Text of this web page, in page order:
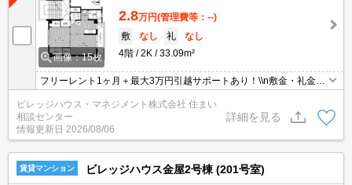
画像：15枚
2.8万円(管理費等：--)
敷
なし 礼
なし
4階
2K 33.09m²
フリーレント1ヶ月＋最大3万円引越サポートあり！\\n敷金・礼金・
かりする場合がございます。
ビレッジハウス・マネジメント株式会社 住まい
相談センター
情報更新日 2026/08/06
詳細を見る
賃貸マンション ビレッジハウス金屋2号棟 (201号室)